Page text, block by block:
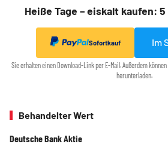
Heiße Tage – eiskalt kaufen:
Sofortkauf Im
Sie erhalten einen Download-Link per E-Mail. Außerdem
herunterladen.
Behandelter Wert
Deutsche Bank Aktie